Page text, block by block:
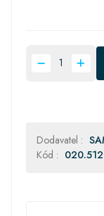
Dodavatel :
Kód : 020.512